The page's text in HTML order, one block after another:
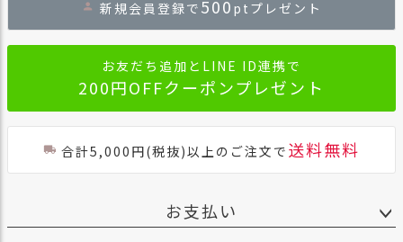
へ
新規会員登録で 500 ptプレゼント
お友だち追加とLINE ID連携で
200円OFFクーポンプレゼント
合計5,000円(税抜)以上のご注文で 送料無料
お支払い